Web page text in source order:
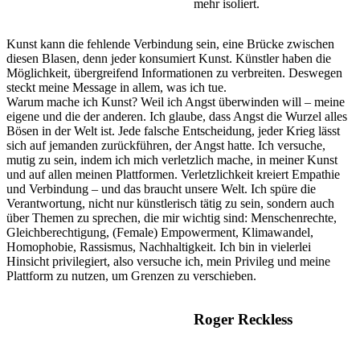
mehr isoliert.
Kunst kann die fehlende Verbindung sein, eine Brücke zwischen
diesen Blasen, denn jeder konsumiert Kunst. Künstler haben die
Möglichkeit, übergreifend Informationen zu verbreiten. Deswegen
steckt meine Message in allem, was ich tue.
Warum mache ich Kunst? Weil ich Angst überwinden will – meine
eigene und die der anderen. Ich glaube, dass Angst die Wurzel alles
Bösen in der Welt ist. Jede falsche Entscheidung, jeder Krieg lässt
sich auf jemanden zurückführen, der Angst hatte. Ich versuche,
mutig zu sein, indem ich mich verletzlich mache, in meiner Kunst
und auf allen meinen Plattformen. Verletzlichkeit kreiert Empathie
und Verbindung – und das braucht unsere Welt. Ich spüre die
Verantwortung, nicht nur künstlerisch tätig zu sein, sondern auch
über Themen zu sprechen, die mir wichtig sind: Menschenrechte,
Gleichberechtigung, (Female) Empowerment, Klimawandel,
Homophobie, Rassismus, Nachhaltigkeit. Ich bin in vielerlei
Hinsicht privilegiert, also versuche ich, mein Privileg und meine
Plattform zu nutzen, um Grenzen zu verschieben.
Roger Reckless